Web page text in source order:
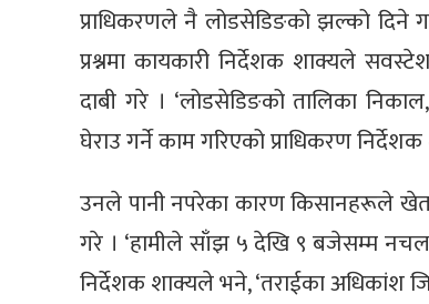
प्राधिकरणले नै लोडसेडिङको झल्को दिने
प्रश्नमा कायकारी निर्देशक शाक्यले
दाबी गरे । ‘लोडसेडिङको तालिका
घेराउ गर्ने काम गरिएको प्राधिकरण
उनले पानी नपरेका कारण किसानहरूले
गरे । ‘हामीले साँझ ५ देखि ९ बजेसम्म
निर्देशक शाक्यले भने, ‘तराईका अधिकांश